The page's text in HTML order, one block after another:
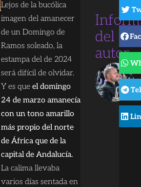
Lejos de la bucólica
imagen del amanecer
de un Domingo de
Ramos soleado, la
estampa del de 2024
será difícil de olvidar.
Y es que el domingo
24 de marzo amanecía
con un tono amarillo
más propio del norte
de África que de la
capital de Andalucía.
La calima llevaba
varios días sentada en
del
autor